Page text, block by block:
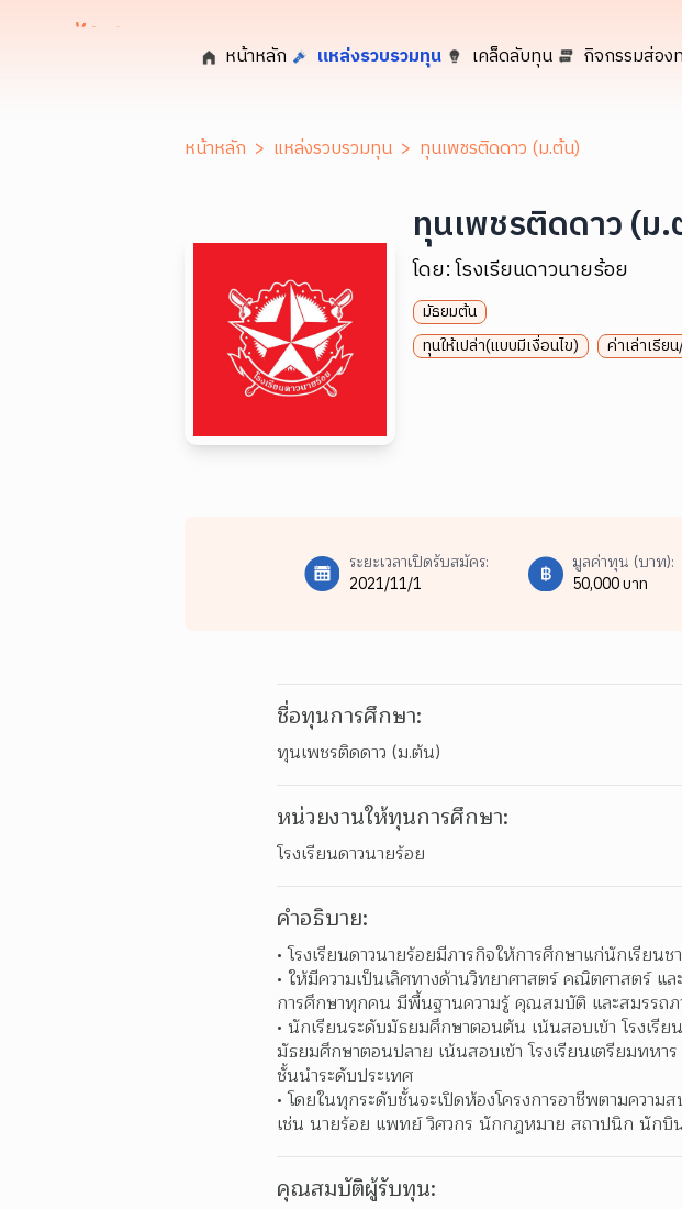
หน้าหลัก แหล่งรวบรวมทุน เคล็ดลับทุน กิจกรรมส่อง
หน้าหลัก > แหล่งรวบรวมทุน > ทุนเพชรติดดาว (ม.ต้น)
ทุนเพชรติดดาว (ม
โดย:โรงเรียนดาวนายร้อย
มัธยมต้น
ทุนให้เปล่า(แบบมีเงื่อนไข)
ค่าเล่าเรีย
ระยะเวลาเปิดรับสมัคร:
2021/11/1
มูลค่าทุน (บาท):
50,000 บาท
ชื่อทุนการศึกษา:
ทุนเพชรติดดาว (ม.ต้น)
หน่วยงานให้ทุนการศึกษา:
โรงเรียนดาวนายร้อย
คำอธิบาย:
โรงเรียนดาวนายร้อยมีภารกิจให้การศึกษาแก่นักเรีย
ให้มีความเป็นเลิศทางด้านวิทยาศาสตร์ คณิตศาสตร์ แ
การศึกษาทุกคน มีพื้นฐานความรู้ คุณสมบัติ และสมรรถ
นักเรียนระดับมัธยมศึกษาตอนต้น เน้นสอบเข้า โรงเรี
มัธยมศึกษาตอนปลาย เน้นสอบเข้า โรงเรียนเตรียมทห
ชั้นนำระดับประเทศ
โดยในทุกระดับชั้นจะเปิดห้องโครงการอาชีพตามควา
เช่น นายร้อย แพทย์ วิศวกร นักกฎหมาย สถาปนิก นักบิ
คุณสมบัติผู้รับทุน: